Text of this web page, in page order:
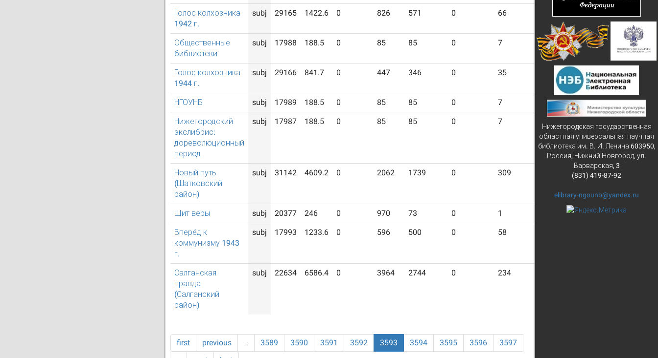
Голос колхозника
1942 г.
subj 29165 1422.6 0 826 571 0 66
Общественные
библиотеки
subj 17988 188.5 0 85 85 0 7 74
Голос колхозника
1944 г.
subj 29166 841.7 0 447 346 0 35 346
НГОУНБ subj 17989 188.5 0 85 85 0 7 74
Нижегородский
экслибрис:
дореволюционный
период
subj 17987 188.5 0 85 85 0 7 74
Новый путь
(Шатковский
район)
subj 31142 4609.2 0 2062 1739 0 309
Щит веры subj 20377 246 0 970 73 0 1
Вперёд к
коммунизму 1943
г.
subj 17993 1233.6 0 596 500 0 58
Салганская
правда
(Салганский
район)
subj 22634 6586.4 0 3964 2744 0 234
first previous … 3589 3590 3591 3592 3593 3594 3595 3596
3597
Нижегородская государственная
областная универсальная научная
библиотека им. В. И. Ленина 603950,
Россия, Нижний Новгород, ул.
Варварская, 3
(831) 419-87-92
elibrary-ngounb@yandex.ru